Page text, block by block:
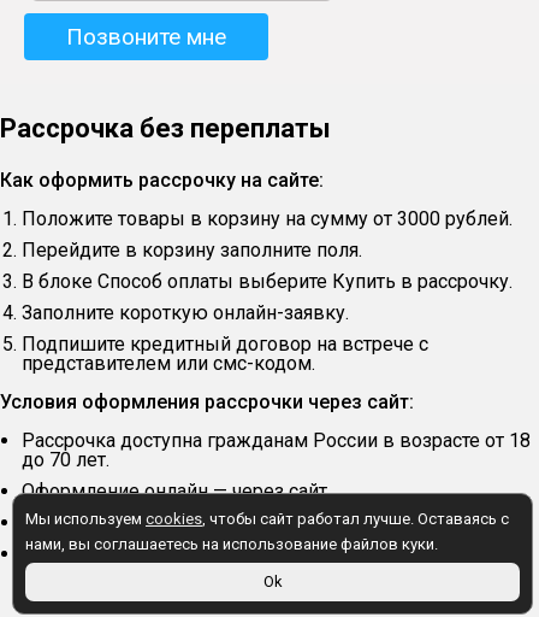
Мы используем cookies, чтобы сайт работал лучше. Оставаясь с
нами, вы соглашаетесь на использование файлов куки.
Ok
Рассрочка без переплаты
Как оформить рассрочку на сайте:
Положите товары в корзину на сумму от 3000 рублей.
Перейдите в корзину заполните поля.
В блоке Способ оплаты выберите Купить в рассрочку.
Заполните короткую онлайн-заявку.
Подпишите кредитный договор на встрече с
представителем или смс-кодом.
Условия оформления рассрочки через сайт:
Рассрочка доступна гражданам России в возрасте от 18
до 70 лет.
Оформление онлайн — через сайт
Первоначальный взнос — 20% от суммы заказа.
Срок рассрочки — 6 месяцев.